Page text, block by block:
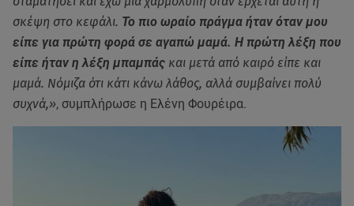
σκέψη στο κεφάλι. Το πιο ωραίο πράγμα ήταν όταν μου
είπε για πρώτη φορά σε αγαπώ μαμά. Η πρώτη λέξη που
είπε ήταν η λέξη μπαμπάς και μετά από καιρό είπε και
μαμά. Νόμιζα ότι κάτι κάνω λάθος, αλλά συμβαίνει πολύ
συχνά,», συμπλήρωσε η Ελένη Φουρέιρα.